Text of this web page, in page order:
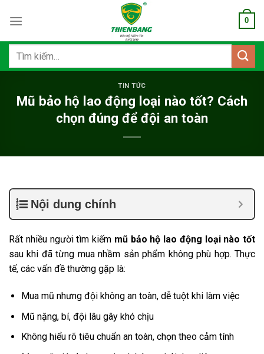
qua
dung
0
Tìm
TIN TỨC
Mũ bảo hộ lao động loại nào tốt? Cách
chọn đúng để đội an toàn
Nội dung chính
Rất nhiều người tìm kiếm mũ bảo hộ lao động loại nào tốt
sau khi đã từng mua nhầm sản phẩm không phù hợp. Thực
tế, các vấn đề thường gặp là:
Mua mũ nhưng đội không an toàn, dễ tuột khi làm việc
Mũ nặng, bí, đội lâu gây khó chịu
Không hiểu rõ tiêu chuẩn an toàn, chọn theo cảm tính